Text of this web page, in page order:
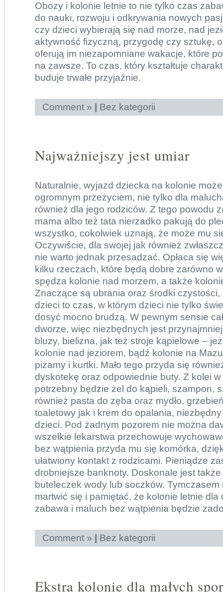
Obozy i kolonie letnie to nie tylko czas
do nauki, rozwoju i odkrywania nowych
czy dzieci wybierają się nad morze, nad
aktywność fizyczną, przygodę czy sztukę,
oferują im niezapomniane wakacje, które
na zawsze. To czas, który kształtuje
buduje trwałe przyjaźnie.
Comment » Bez kategorii
Najważniejszy jest umiar
Naturalnie, wyjazd dziecka na kolonie
ogromnym przeżyciem, nie tylko dla
również dla jego rodziców. Z tego powodu
mama albo też tata nierzadko pakują do
wszystko, cokolwiek uznają, że może mu
Oczywiście, dla swojej jak również
nie warto jednak przesadzać. Opłaca się
kilku rzeczach, które będą dobre zarówno
spędza kolonie nad morzem, a także
Znaczące są ubrania oraz środki
dzieci to czas, w którym dzieci nie tylko
dosyć mocno brudzą. W pewnym sensie
dworze, więc niezbędnych jest
bluzy, bielizna, jak też stroje kąpielowe –
kolonie nad jeziorem, bądź kolonie na
piżamy i kurtki. Mało tego przyda się
dyskotekę oraz odpowiednie buty. Z kolei
potrzebny będzie żel do kąpieli, szampon,
również pasta do zęba oraz mydło,
toaletowy jak i krem do opalania,
dzieci. Pod żadnym pozorem nie można
wszelkie lekarstwa przechowuje
bez wątpienia przyda mu się komórka,
ułatwiony kontakt z rodzicami. Pieniądze
drobniejsze banknoty. Doskonale jest
buteleczek wody lub soczków.
martwić się i pamiętać, że kolonie letnie dla
zabawa i maluch bez wątpienia będzie
Comment » Bez kategorii
Ekstra kolonie dla małych